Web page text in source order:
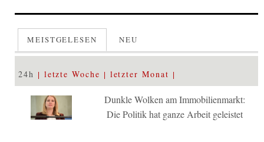
MEISTGELESEN NEU
24h letzte Woche letzter Monat
Dunkle Wolken am Immobilienmarkt:
Die Politik hat ganze Arbeit geleistet